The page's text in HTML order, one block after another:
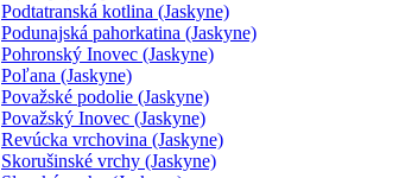
Podtatranská kotlina (Jaskyne)
Podunajská pahorkatina (Jaskyne)
Pohronský Inovec (Jaskyne)
Poľana (Jaskyne)
Považské podolie (Jaskyne)
Považský Inovec (Jaskyne)
Revúcka vrchovina (Jaskyne)
Skorušinské vrchy (Jaskyne)